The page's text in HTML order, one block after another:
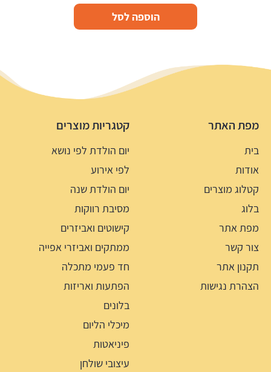
הוספה לסל
מפת האתר
בית
אודות
קטלוג מוצרים
בלוג
מפת אתר
צור קשר
תקנון אתר
הצהרת נגישות
קטגריות מוצרים
יום הולדת לפי נושא
לפי אירוע
יום הולדת שנה
מסיבת רווקות
קישוטים ואביזרים
ממתקים ואביזרי אפייה
חד פעמי מתכלה
הפתעות ואריזות
בלונים
מיכלי הליום
פיניאטות
עיצובי שולחן